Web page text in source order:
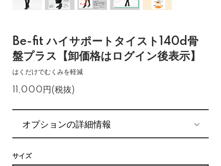
Be-fit ハイサポートタイスト140d骨
盤プラス【卸価格はログイン後表示】
はくだけでむくみを軽減
11,000円(税抜)
オプションの詳細情報
サイズ